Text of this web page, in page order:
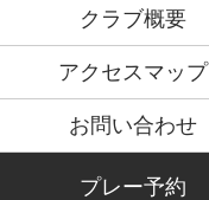
クラブ概要
アクセスマップ
お問い合わせ
プレー予約